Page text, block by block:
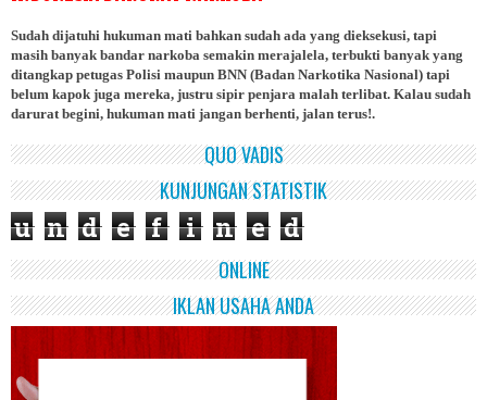
Sudah dijatuhi hukuman mati bahkan sudah ada yang dieksekusi, tapi
masih banyak bandar narkoba semakin merajalela, terbukti banyak yang
ditangkap petugas Polisi maupun BNN (Badan Narkotika Nasional) tapi
belum kapok juga mereka, justru sipir penjara malah terlibat. Kalau sudah
darurat begini, hukuman mati jangan berhenti, jalan terus!.
QUO VADIS
KUNJUNGAN STATISTIK
u n d e f i n e d
ONLINE
IKLAN USAHA ANDA